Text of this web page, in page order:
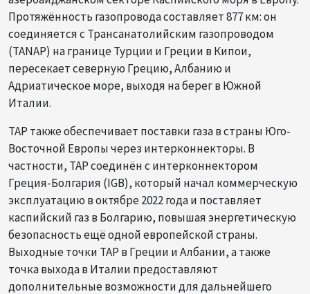
Протяжённость газопровода составляет 877 км: он
соединяется с Трансанатолийским газопроводом
(TANAP) на границе Турции и Греции в Кипои,
пересекает северную Грецию, Албанию и
Адриатическое море, выходя на берег в Южной
Италии.
TAP также обеспечивает поставки газа в страны Юго-
Восточной Европы через интерконнекторы. В
частности, TAP соединён с интерконнектором
Греция-Болгария (IGB), который начал коммерческую
эксплуатацию в октябре 2022 года и поставляет
каспийский газ в Болгарию, повышая энергетическую
безопасность ещё одной европейской страны.
Выходные точки TAP в Греции и Албании, а также
точка выхода в Италии предоставляют
дополнительные возможности для дальнейшего